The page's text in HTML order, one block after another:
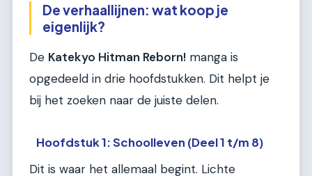
De verhaallijnen: wat koop je
eigenlijk?
De Katekyo Hitman Reborn! manga is
opgedeeld in drie hoofdstukken. Dit helpt je
bij het zoeken naar de juiste delen.
Hoofdstuk 1: Schoolleven (Deel 1 t/m 8)
Dit is waar het allemaal begint. Lichte